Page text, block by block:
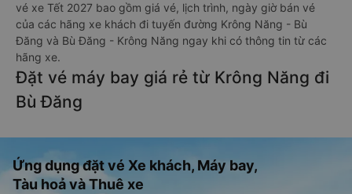
vé xe Tết 2027 bao gồm giá vé, lịch trình, ngày giờ bán vé
của các hãng xe khách đi tuyến đường Krông Năng - Bù
Đăng và Bù Đăng - Krông Năng ngay khi có thông tin từ các
hãng xe.
Đặt vé máy bay giá rẻ từ Krông Năng đi
Bù Đăng
Ứng dụng đặt vé Xe khách, Máy bay,
Tàu hoả và Thuê xe